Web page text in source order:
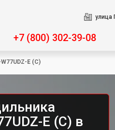
улица
+7 (800) 302-39-08
W77UDZ-E (C)
E (C) в